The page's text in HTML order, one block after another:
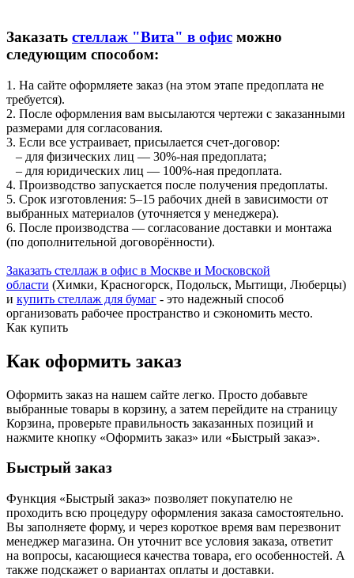
Заказать стеллаж "Вита" в офис можно
следующим способом:
1. На сайте оформляете заказ (на этом этапе предоплата не
требуется).
2. После оформления вам высылаются чертежи с заказанными
размерами для согласования.
3. Если все устраивает, присылается счет-договор:
– для физических лиц — 30%-ная предоплата;
– для юридических лиц — 100%-ная предоплата.
4. Производство запускается после получения предоплаты.
5. Срок изготовления: 5–15 рабочих дней в зависимости от
выбранных материалов (уточняется у менеджера).
6. После производства — согласование доставки и монтажа
(по дополнительной договорённости).
Заказать стеллаж в офис в Москве и Московской
области (Химки, Красногорск, Подольск, Мытищи, Люберцы)
и купить стеллаж для бумаг - это надежный способ
организовать рабочее пространство и сэкономить место.
Как купить
Как оформить заказ
Оформить заказ на нашем сайте легко. Просто добавьте
выбранные товары в корзину, а затем перейдите на страницу
Корзина, проверьте правильность заказанных позиций и
нажмите кнопку «Оформить заказ» или «Быстрый заказ».
Быстрый заказ
Функция «Быстрый заказ» позволяет покупателю не
проходить всю процедуру оформления заказа самостоятельно.
Вы заполняете форму, и через короткое время вам перезвонит
менеджер магазина. Он уточнит все условия заказа, ответит
на вопросы, касающиеся качества товара, его особенностей. А
также подскажет о вариантах оплаты и доставки.